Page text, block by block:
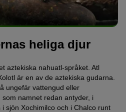
heliga djur
aztekiska nahuatl-språket. Atl
är en av de aztekiska gudarna.
ungefär vattengud eller
namnet redan antyder, i
sjön Xochimilco och i Chalco runt